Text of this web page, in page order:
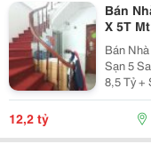
Bán
X 5T
Tỷ
Bán
Sạn 5
8,5 Tỷ +
Sao -
To,
12,2 tỷ